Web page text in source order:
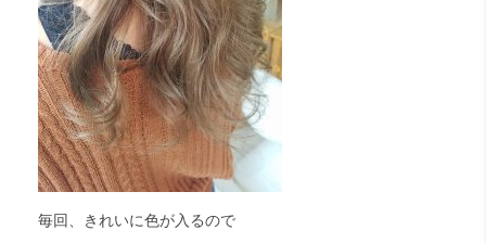
毎回、きれいに色が入るので